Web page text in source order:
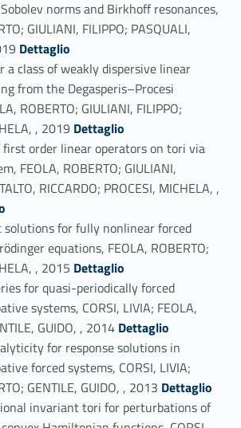
norms and Birkhoff resonances,
GIULIANI, FILIPPO; PASQUALI,
Link identifier #identifier_person_191823-24
Dettaglio
a class of weakly dispersive linear
from the Degasperis–Procesi
ROBERTO; GIULIANI, FILIPPO;
, 2019 Link identifier #identifier_person_13335-25
Dettaglio
order linear operators on tori via
FEOLA, ROBERTO; GIULIANI,
RICCARDO; PROCESI, MICHELA, ,
solutions for fully nonlinear forced
equations, FEOLA, ROBERTO;
, 2015 Link identifier #identifier_person_35853-27
Dettaglio
for quasi-periodically forced
systems, CORSI, LIVIA; FEOLA,
GUIDO, , 2014Link identifier #identifier_person_40616-28
Dettaglio
for response solutions in
forced systems, CORSI, LIVIA;
GENTILE, GUIDO, , 2013 Link identifier #identifier_person_119182-29
Dettaglio
invariant tori for perturbations of